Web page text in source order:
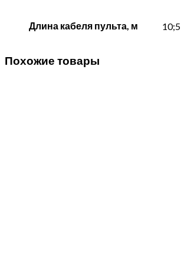
Длина кабеля пульта, м 10;5
Похожие товары